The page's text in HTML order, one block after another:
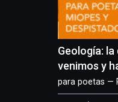
Geología:
venimos y
para poetas —